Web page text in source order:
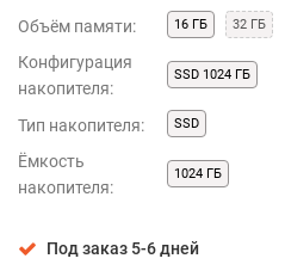
Объём памяти: 16 ГБ 32 ГБ
Конфигурация
накопителя:
SSD 1024 ГБ
Тип накопителя: SSD
Ёмкость
накопителя:
1024 ГБ
Под заказ 5-6 дней